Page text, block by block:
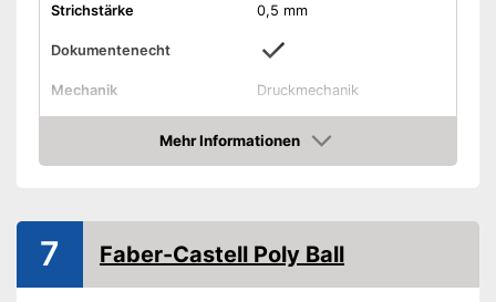
Strichstärke
0,5 mm
Dokumentenecht
Mechanik
Druckmechanik
Material
Kunststoff
Mehr Informationen
Amazon
7 Faber-Castell Poly Ball